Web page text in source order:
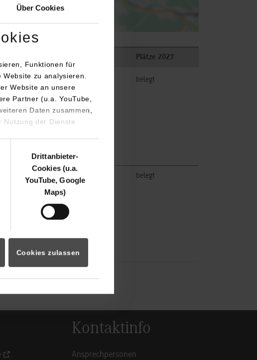
Über Cookies
Funktionen für
zu analysieren.
Website an unsere
Partner (u.a. YouTube,
Daten zusammen,
Nutzung der Dienste
Drittanbieter-
Cookies (u.a.
YouTube, Google
Maps)
Cookies zulassen
Plätze 2027
k.A. belegt
belegt belegt
Kontaktinfo
Ansprechpersonen